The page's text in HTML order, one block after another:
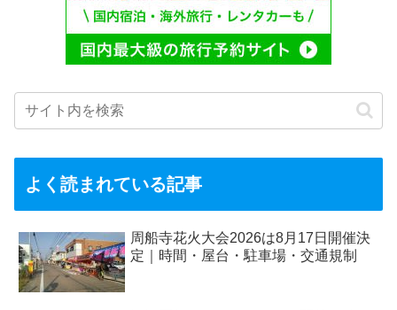
よく読まれている記事
周船寺花火大会2026は8月17日開催決
定｜時間・屋台・駐車場・交通規制